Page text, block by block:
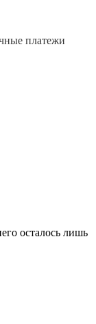
платежи
осталось лишь